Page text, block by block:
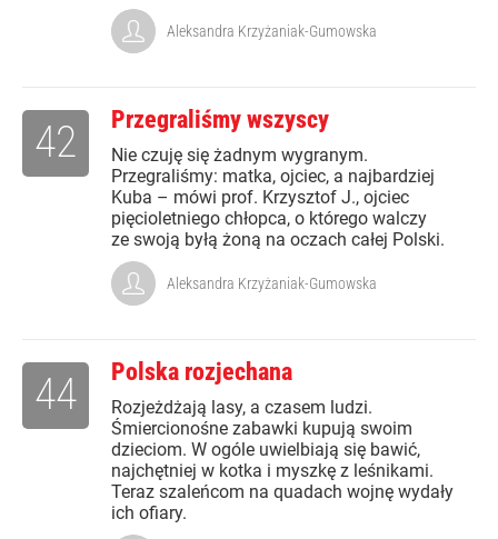
Aleksandra Krzyżaniak-Gumowska
Przegraliśmy wszyscy
Nie czuję się żadnym wygranym.
Przegraliśmy: matka, ojciec, a najbardziej
Kuba – mówi prof. Krzysztof J., ojciec
pięcioletniego chłopca, o którego walczy
ze swoją byłą żoną na oczach całej Polski.
42
Aleksandra Krzyżaniak-Gumowska
Polska rozjechana
Rozjeżdżają lasy, a czasem ludzi.
Śmiercionośne zabawki kupują swoim
dzieciom. W ogóle uwielbiają się bawić,
najchętniej w kotka i myszkę z leśnikami.
Teraz szaleńcom na quadach wojnę wydały
ich ofiary.
44